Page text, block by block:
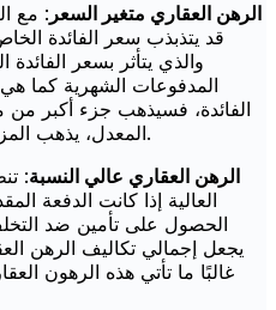
الرهن العقاري متغير السعر : مع
قد يتذبذب سعر الفائدة
والذي يتأثر بسعر
المدفوعات الشهرية كما
الفائدة، فسيذهب جزء أكبر من
المعدل، يذهب المزيد من مدفوعاتك إلى أصل الدين.
الرهن العقاري عالي النسبة:
الحصول على تأمين ضد
يجعل إجمالي تكاليف الرهن
غالبًا ما تأتي هذه الرهون